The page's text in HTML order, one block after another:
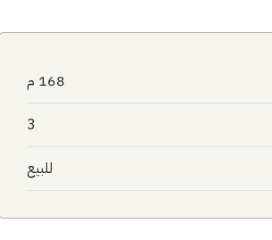
3
للبيع